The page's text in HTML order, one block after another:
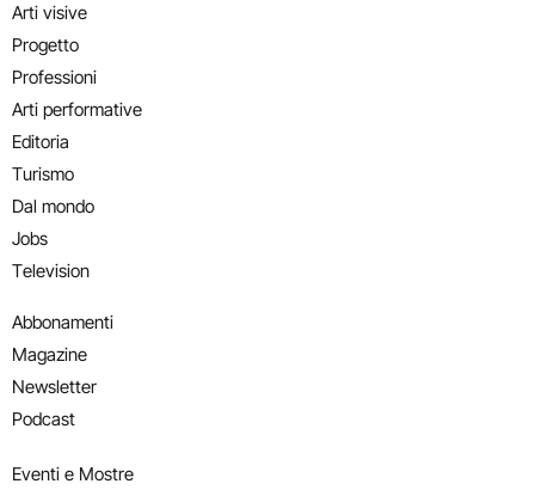
Arti visive
Progetto
Professioni
Arti performative
Editoria
Turismo
Dal mondo
Jobs
Television
Abbonamenti
Magazine
Newsletter
Podcast
Eventi e Mostre